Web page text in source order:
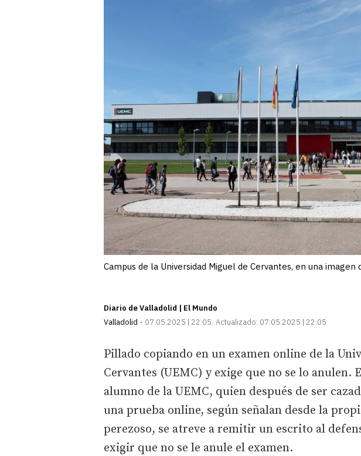
Campus de la Universidad Miguel de Cervantes, en una imagen
Diario de Valladolid | El Mundo
Valladolid
07.05.2025 | 22:05 Actualizado: 07.05.2025 | 22:05
Pillado copiando en un examen online de la
Cervantes (UEMC) y exige que no se lo anulen.
alumno de la UEMC, quien después de ser
una prueba online, según señalan desde la
perezoso, se atreve a remitir un escrito al
exigir que no se le anule el examen.